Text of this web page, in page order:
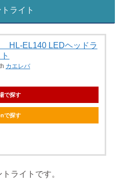
ライト
HL-EL140 LEDヘッドラ
カエレバ
で探す
で探す
ライトです。